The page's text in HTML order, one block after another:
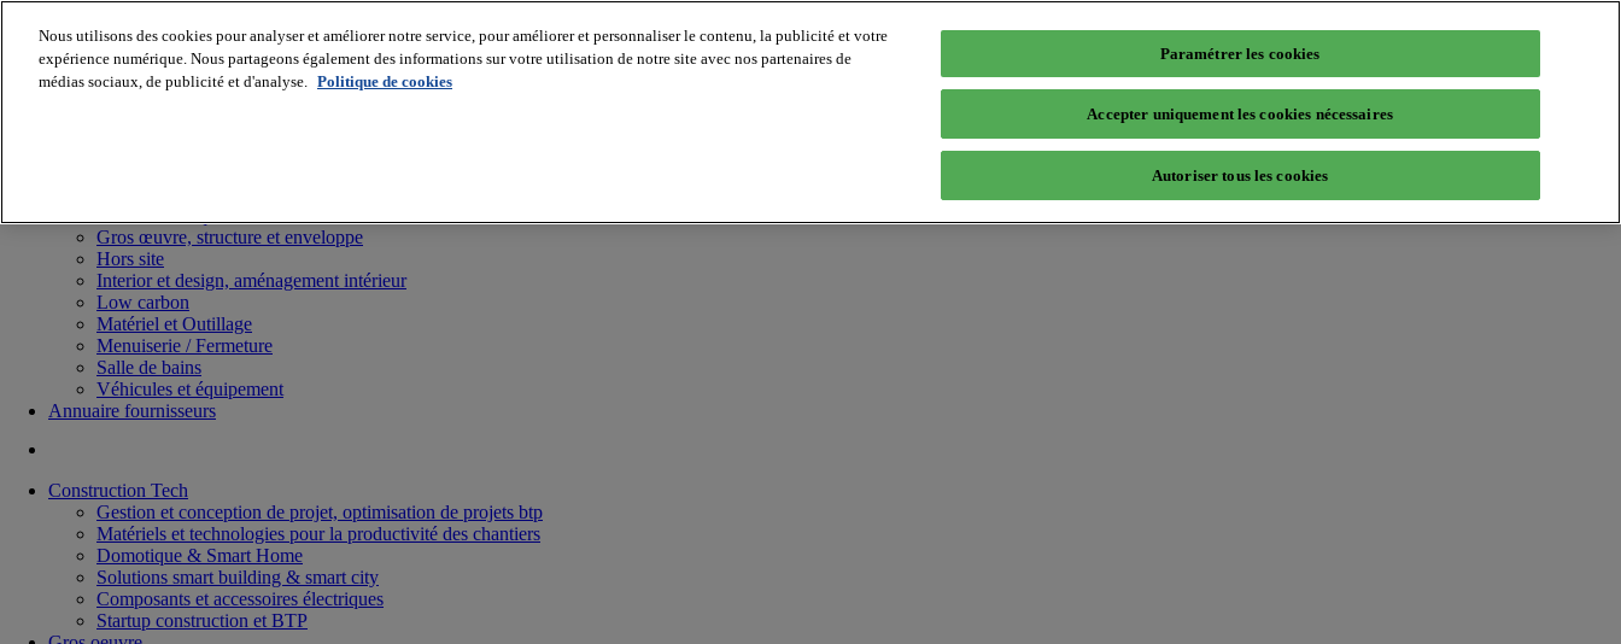
Gros œuvre, structure et enveloppe
Hors site
Interior et design, aménagement intérieur
Low carbon
Matériel et Outillage
Menuiserie / Fermeture
Salle de bains
Véhicules et équipement
Annuaire fournisseurs
Construction Tech
Gestion et conception de projet, optimisation de projets btp
Matériels et technologies pour la productivité des chantiers
Domotique & Smart Home
Solutions smart building & smart city
Composants et accessoires électriques
Startup construction et BTP
Nous utilisons des cookies pour analyser et améliorer notre service, pour améliorer et personnaliser le contenu, la publicité et votre
expérience numérique. Nous partageons également des informations sur votre utilisation de notre site avec nos partenaires de
médias sociaux, de publicité et d'analyse. Politique de cookies
Paramétrer les cookies
Accepter uniquement les cookies nécessaires
Autoriser tous les cookies